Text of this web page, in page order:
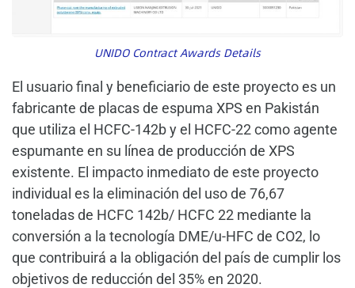
UNIDO Contract Awards Details
El usuario final y beneficiario de este proyecto es un
fabricante de placas de espuma XPS en Pakistán
que utiliza el HCFC-142b y el HCFC-22 como agente
espumante en su línea de producción de XPS
existente. El impacto inmediato de este proyecto
individual es la eliminación del uso de 76,67
toneladas de HCFC 142b/ HCFC 22 mediante la
conversión a la tecnología DME/u-HFC de CO2, lo
que contribuirá a la obligación del país de cumplir los
objetivos de reducción del 35% en 2020.